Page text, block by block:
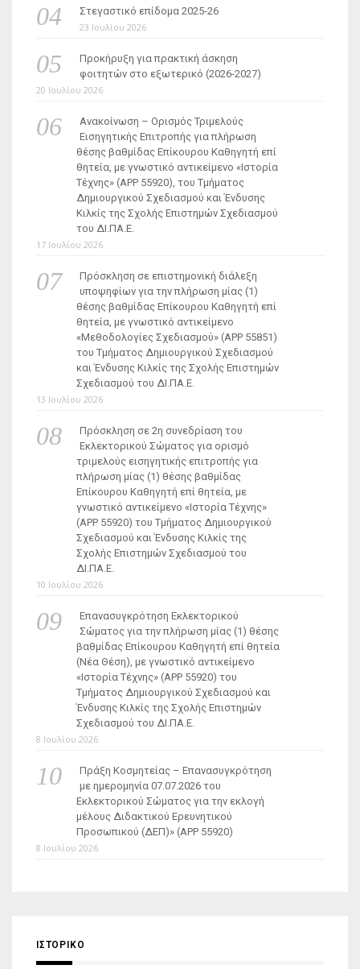
Στεγαστικό επίδομα 2025-26
23 Ιουλίου 2026
Προκήρυξη για πρακτική άσκηση
φοιτητών στο εξωτερικό (2026-2027)
20 Ιουλίου 2026
Ανακοίνωση – Ορισμός Τριμελούς
Εισηγητικής Επιτροπής για πλήρωση
θέσης βαθμίδας Επίκουρου Καθηγητή επί
θητεία, με γνωστικό αντικείμενο «Ιστορία
Τέχνης» (ΑΡΡ 55920), του Τμήματος
Δημιουργικού Σχεδιασμού και Ένδυσης
Κιλκίς της Σχολής Επιστημών Σχεδιασμού
του ΔΙ.ΠΑ.Ε.
17 Ιουλίου 2026
Πρόσκληση σε επιστημονική διάλεξη
υποψηφίων για την πλήρωση μίας (1)
θέσης βαθμίδας Επίκουρου Καθηγητή επί
θητεία, με γνωστικό αντικείμενο
«Μεθοδολογίες Σχεδιασμού» (ΑΡΡ 55851)
του Τμήματος Δημιουργικού Σχεδιασμού
και Ένδυσης Κιλκίς της Σχολής Επιστημών
Σχεδιασμού του ΔΙ.ΠΑ.Ε.
13 Ιουλίου 2026
Πρόσκληση σε 2η συνεδρίαση του
Εκλεκτορικού Σώματος για ορισμό
τριμελούς εισηγητικής επιτροπής για
πλήρωση μίας (1) θέσης βαθμίδας
Επίκουρου Καθηγητή επί θητεία, με
γνωστικό αντικείμενο «Ιστορία Τέχνης»
(ΑΡΡ 55920) του Τμήματος Δημιουργικού
Σχεδιασμού και Ένδυσης Κιλκίς της
Σχολής Επιστημών Σχεδιασμού του
ΔΙ.ΠΑ.Ε.
10 Ιουλίου 2026
Επανασυγκρότηση Εκλεκτορικού
Σώματος για την πλήρωση μίας (1) θέσης
βαθμίδας Επίκουρου Καθηγητή επί θητεία
(Νέα Θέση), με γνωστικό αντικείμενο
«Ιστορία Τέχνης» (ΑΡΡ 55920) του
Τμήματος Δημιουργικού Σχεδιασμού και
Ένδυσης Κιλκίς της Σχολής Επιστημών
Σχεδιασμού του ΔΙ.ΠΑ.Ε.
8 Ιουλίου 2026
Πράξη Κοσμητείας – Επανασυγκρότηση
με ημερομηνία 07.07.2026 του
Εκλεκτορικού Σώματος για την εκλογή
μέλους Διδακτικού Ερευνητικού
Προσωπικού (ΔΕΠ)» (APP 55920)
8 Ιουλίου 2026
ΙΣΤΟΡΙΚΌ